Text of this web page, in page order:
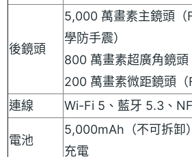
後鏡頭
5,000 萬畫素主鏡頭（
學防手震）
800 萬畫素超廣角鏡頭
200 萬畫素微距鏡頭（
連線
Wi-Fi 5、藍牙 5.3、
電池
5,000mAh（不可拆卸
充電